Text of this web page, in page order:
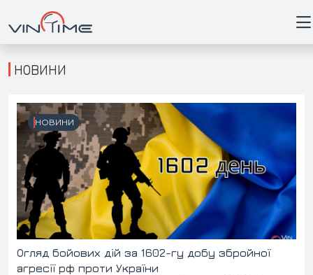
Головна
Війна
Новини
Кримінал
Здоров'я
НОВИНИ
НОВИНИ
Огляд бойових дій за 1602-гу добу збройної
агресії рф проти України